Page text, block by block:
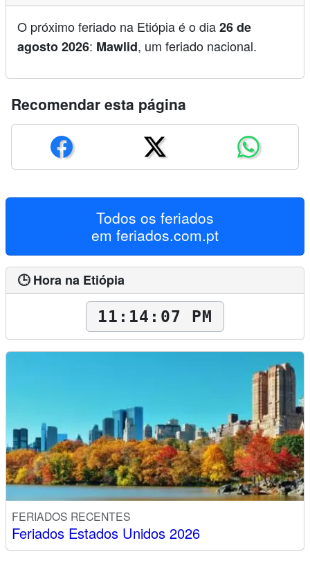
O próximo feriado na Etiópia é o dia26 de
agosto 2026: Mawlid, um feriado nacional.
Recomendar esta página
Todos os feriados
em feriados.com.pt
🕒 Hora na Etiópia
11:14:08 PM
FERIADOS RECENTES
Feriados Estados Unidos 2026